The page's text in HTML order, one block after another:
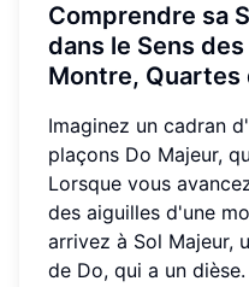
Comprendre sa
dans le Sens
Montre, Quartes
Imaginez un cadran
plaçons Do Majeur,
Lorsque vous
des aiguilles d'une
arrivez à Sol Majeur,
de Do, qui a un